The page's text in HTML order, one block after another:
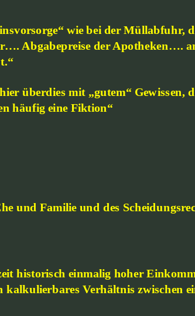
wie bei der Müllabfuhr,
Abgabepreise der Apotheken….
überdies mit „gutem“
häufig eine Fiktion“
und Familie und des
historisch einmalig hoher
Verhältnis zwischen